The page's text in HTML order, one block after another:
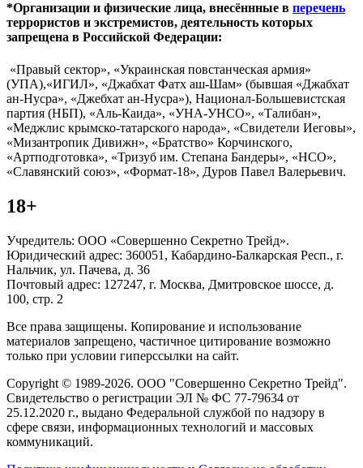
*Организации и физические лица, внесённные в перечень
террористов и экстремистов, деятельность которых
запрещена в Российской Федерации:
«Правый сектор», «Украинская повстанческая армия»
(УПА),«ИГИЛ», «Джабхат Фатх аш-Шам» (бывшая «Джабхат
ан-Нусра», «Джебхат ан-Нусра»), Национал-Большевистская
партия (НБП), «Аль-Каида», «УНА-УНСО», «Талибан»,
«Меджлис крымско-татарского народа», «Свидетели Иеговы»,
«Мизантропик Дивижн», «Братство» Корчинского,
«Артподготовка», «Тризуб им. Степана Бандеры», «НСО»,
«Славянский союз», «Формат-18», Дуров Павел Валерьевич.
18+
Учредитель: ООО «Совершенно Секретно Трейд».
Юридический адрес: 360051, Кабардино-Балкарская Респ., г.
Нальчик, ул. Пачева, д. 36
Почтовый адрес: 127247, г. Москва, Дмитровское шоссе, д.
100, стр. 2
Все права защищены. Копирование и использование
материалов запрещено, частичное цитирование возможно
только при условии гиперссылки на сайт.
Copyright © 1989-2026. ООО "Совершенно Секретно Трейд".
Свидетельство о регистрации ЭЛ № ФС 77-79634 от
25.12.2020 г., выдано Федеральной службой по надзору в
сфере связи, информационных технологий и массовых
коммуникаций.